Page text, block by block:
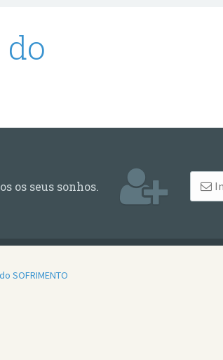
os seus sonhos.
SOFRIMENTO